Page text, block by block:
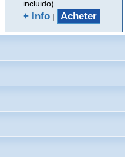
incluido)
+ Info | Acheter